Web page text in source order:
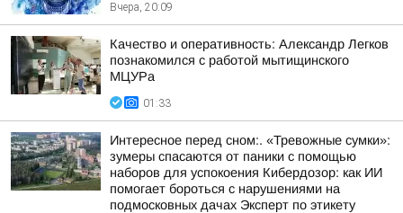
Вчера, 20:09
Качество и оперативность: Александр Легков
познакомился с работой мытищинского
МЦУРа
01:33
Интересное перед сном:. «Тревожные сумки»:
зумеры спасаются от паники с помощью
наборов для успокоения Кибердозор: как ИИ
помогает бороться с нарушениями на
подмосковных дачах Эксперт по этикету